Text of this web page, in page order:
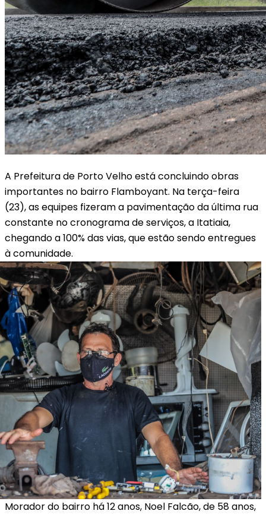
A Prefeitura de Porto Velho está concluindo obras
importantes no bairro Flamboyant. Na terça-feira
(23), as equipes fizeram a pavimentação da última rua
constante no cronograma de serviços, a Itatiaia,
chegando a 100% das vias, que estão sendo entregues
à comunidade.
Morador do bairro há 12 anos, Noel Falcão, de 58 anos,